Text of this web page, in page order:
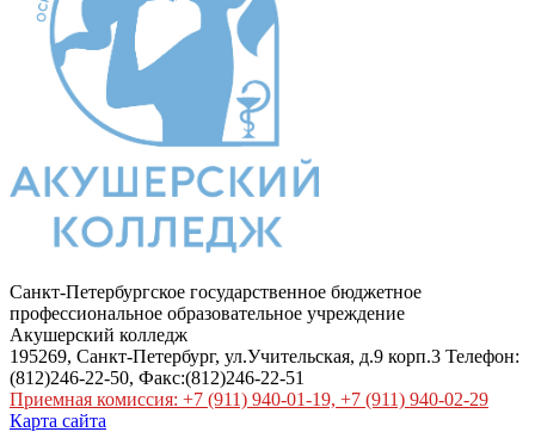
Санкт-Петербургское государственное бюджетное
профессиональное образовательное учреждение
Акушерский колледж
195269, Санкт-Петербург, ул.Учительская, д.9 корп.3 Телефон:
(812)246-22-50, Факс:(812)246-22-51
Приемная комиссия: +7 (911) 940-01-19, +7 (911) 940-02-29
Карта сайта